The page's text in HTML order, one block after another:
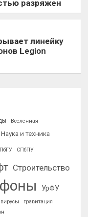
разряжен
линейку
Legion
Вселенная
Наука и техника
СПбПУ
Строительство
УрФУ
вирусы
гравитация